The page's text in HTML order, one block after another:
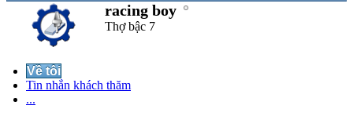
racing boy
Thợ bậc 7
Về tôi
Tin nhắn khách thăm
...